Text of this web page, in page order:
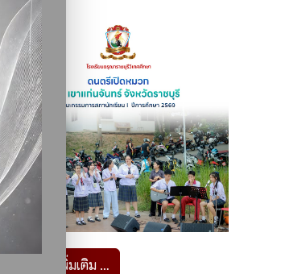
อ่านเพิ่มเติม …